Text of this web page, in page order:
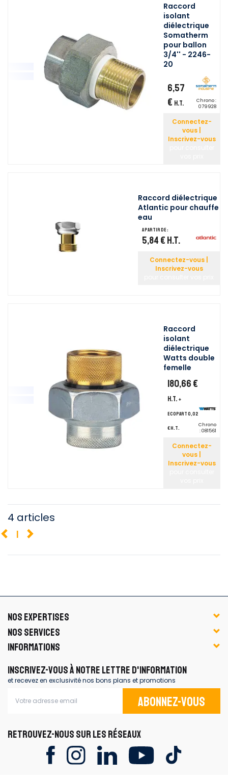
Raccord
isolant
diélectrique
Somatherm
pour ballon
3/4'' - 2246-
20
6,57
€ H.T.
Chrono :
079928
Connectez-
vous |
Inscrivez-vous
Raccord diélectrique
Atlantic pour chauffe
eau
A partir de :
5,84 € H.T.
Connectez-vous |
Inscrivez-vous
Raccord
isolant
diélectrique
Watts double
femelle
180,66 €
H.T. +
ecopart 0,02
€ H.T.
Chrono
: 081561
Connectez-
vous |
Inscrivez-vous
4 articles
1
NOS EXPERTISES
NOS SERVICES
INFORMATIONS
INSCRIVEZ-VOUS À NOTRE LETTRE D'INFORMATION
et recevez en exclusivité nos bons plans et promotions
Abonnez-vous
RETROUVEZ-NOUS SUR LES RÉSEAUX